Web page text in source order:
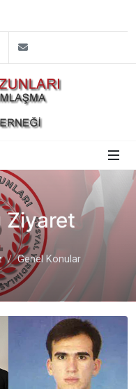
0312 809 1792
Ziyaret
Genel Konular